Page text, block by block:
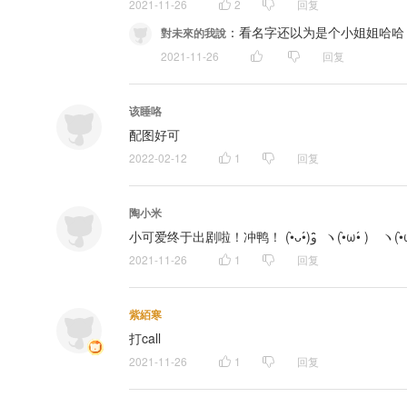
2021-11-26 2 回复
對未來的我說 ： 看名字还以为是个小姐姐哈哈
2021-11-26 回复
该睡咯
配图好可
2022-02-12 1 回复
陶小米
2021-11-26 1 回复
紫絔寒
打call
2021-11-26 1 回复